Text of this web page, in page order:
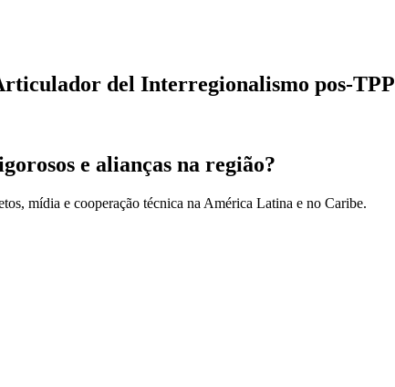
del Interregionalismo pos-TPP
e alianças na região?
mídia e cooperação técnica na América Latina e no Caribe.